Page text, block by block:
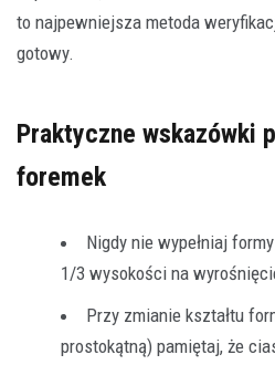
to najpewniejsza metoda
gotowy.
Praktyczne wskazówki
foremek
Nigdy nie wypełniaj
1/3 wysokości na
Przy zmianie kształtu
prostokątną) pamiętaj, że